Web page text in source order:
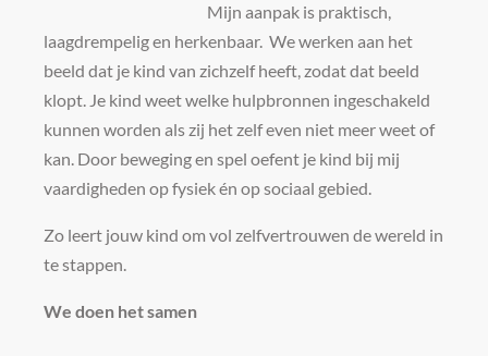
Mijn aanpak is praktisch,
laagdrempelig en herkenbaar. We werken aan het
beeld dat je kind van zichzelf heeft, zodat dat beeld
klopt. Je kind weet welke hulpbronnen ingeschakeld
kunnen worden als zij het zelf even niet meer weet of
kan. Door beweging en spel oefent je kind bij mij
vaardigheden op fysiek én op sociaal gebied.
Zo leert jouw kind om vol zelfvertrouwen de wereld in
te stappen.
We doen het samen